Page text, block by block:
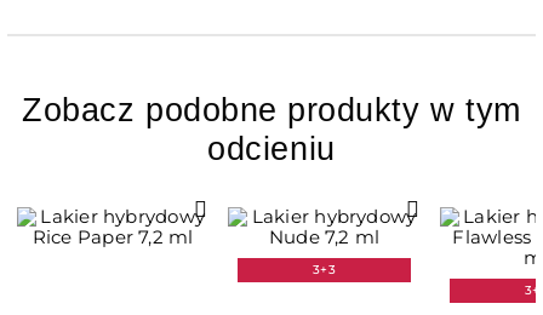
Zobacz podobne produkty w tym
odcieniu
3+3